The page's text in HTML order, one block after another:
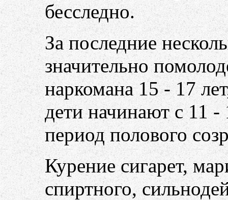
бесследно.
За последние
значительно
наркомана 15 - 17
дети начинают с 11 -
период полового
Курение сигарет,
спиртного,